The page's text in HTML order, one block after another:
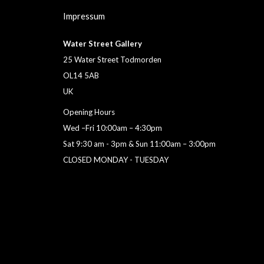
Impressum
Water Street Gallery
25 Water Street Todmorden
OL14 5AB
UK
Opening Hours
Wed –Fri 10:00am – 4:30pm
Sat 9:30 am - 3pm & Sun 11:00am – 3:00pm
CLOSED MONDAY - TUESDAY